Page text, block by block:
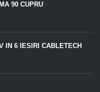
90 CUPRU
IN 6 IESIRI CABLETECH